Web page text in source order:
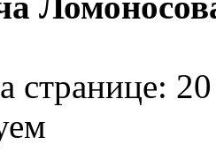
странице: 20